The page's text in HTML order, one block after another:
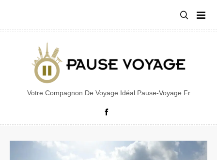
contenu
Votre Compagnon De Voyage Idéal Pause-Voyage.fr